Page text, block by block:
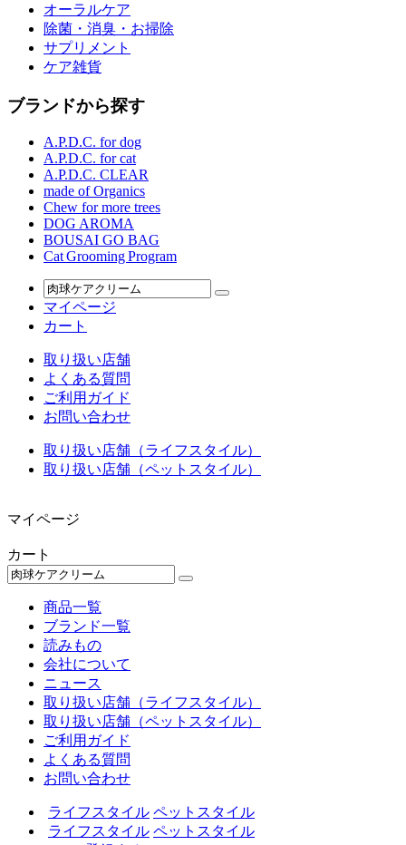
オーラルケア
除菌・消臭・お掃除
サプリメント
ケア雑貨
ブランドから探す
A.P.D.C. for dog
A.P.D.C. for cat
A.P.D.C. CLEAR
made of Organics
Chew for more trees
DOG AROMA
BOUSAI GO BAG
Cat Grooming Program
マイページ
カート
取り扱い店舗
よくある質問
ご利用ガイド
お問い合わせ
取り扱い店舗（ライフスタイル）
取り扱い店舗（ペットスタイル）
マイページ
カート
商品一覧
ブランド一覧
読みもの
会社について
ニュース
取り扱い店舗（ライフスタイル）
取り扱い店舗（ペットスタイル）
ご利用ガイド
よくある質問
お問い合わせ
ライフスタイル ペットスタイル
ライフスタイル ペットスタイル